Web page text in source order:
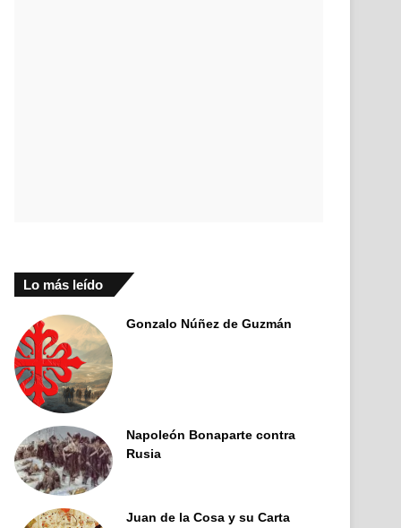
Lo más leído
Gonzalo Núñez de Guzmán
Napoleón Bonaparte contra
Rusia
Juan de la Cosa y su Carta